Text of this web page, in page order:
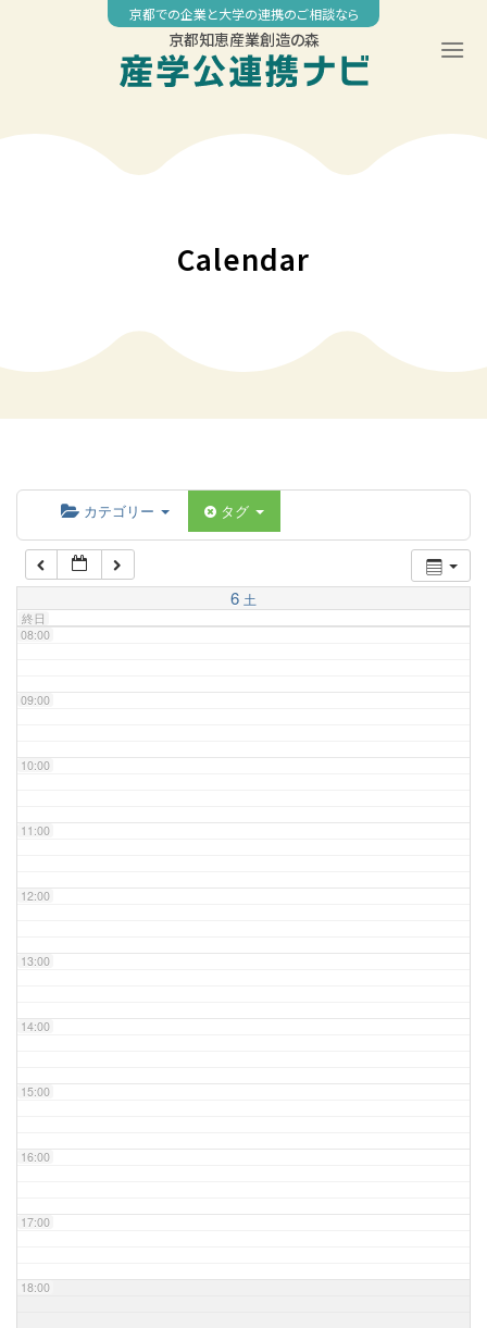
京都での企業と大学の連携のご相談なら
京都知恵産業創造の森
Calendar
カテゴリー タグ
6 土
終日
04:00
07:00
08:00
09:00
10:00
11:00
12:00
13:00
14:00
15:00
16:00
17:00
18:00